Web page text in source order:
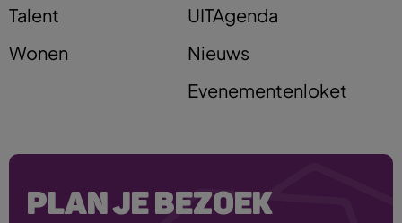
Talent
Wonen
UITAgenda
Nieuws
Evenementenloket
PLAN JE BEZOEK